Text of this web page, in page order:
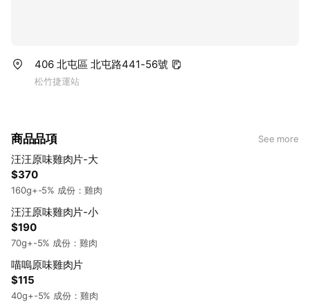
406 北屯區 北屯路441-56號
松竹捷運站
商品品項 See more
$370
汪汪原味雞肉片-大
160g+-5% 成份：雞肉
$190
汪汪原味雞肉片-小
70g+-5% 成份：雞肉
$115
喵嗚原味雞肉片
40g+-5% 成份：雞肉